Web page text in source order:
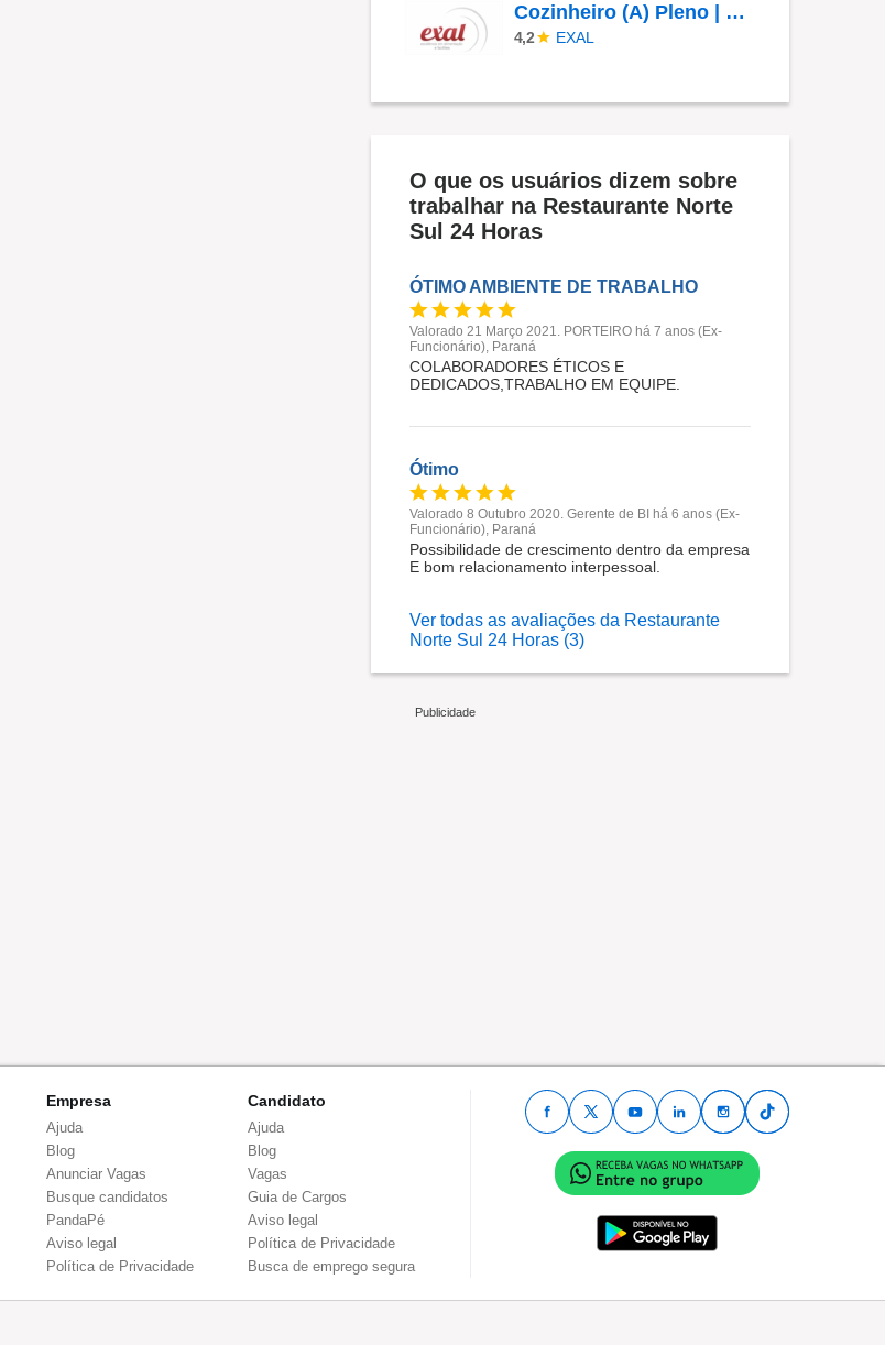
Cozinheiro (A) Pleno | Curitiba/PR
4,2 EXAL
O que os usuários dizem sobre
trabalhar na Restaurante Norte
Sul 24 Horas
ÓTIMO AMBIENTE DE TRABALHO
Valorado 21 Março 2021. PORTEIRO há 7 anos (Ex-
Funcionário), Paraná
COLABORADORES ÉTICOS E
DEDICADOS,TRABALHO EM EQUIPE.
Ótimo
Valorado 8 Outubro 2020. Gerente de BI há 6 anos (Ex-
Funcionário), Paraná
Possibilidade de crescimento dentro da empresa
E bom relacionamento interpessoal.
Ver todas as avaliações da Restaurante
Norte Sul 24 Horas (3)
Empresa
Ajuda
Blog
Anunciar Vagas
Busque candidatos
PandaPé
Aviso legal
Política de Privacidade
Candidato
Ajuda
Blog
Vagas
Guia de Cargos
Aviso legal
Política de Privacidade
Busca de emprego segura